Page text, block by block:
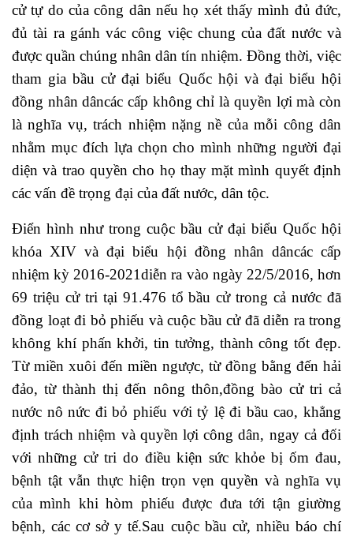
cử tự do của công dân nếu họ xét thấy mình đủ đức,
đủ tài ra gánh vác công việc chung của đất nước và
được quần chúng nhân dân tín nhiệm. Đồng thời, việc
tham gia bầu cử đại biểu Quốc hội và đại biểu hội
đồng nhân dâncác cấp không chỉ là quyền lợi mà còn
là nghĩa vụ, trách nhiệm nặng nề của mỗi công dân
nhằm mục đích lựa chọn cho mình những người đại
diện và trao quyền cho họ thay mặt mình quyết định
các vấn đề trọng đại của đất nước, dân tộc.
Điển hình như trong cuộc bầu cử đại biểu Quốc hội
khóa XIV và đại biểu hội đồng nhân dâncác cấp
nhiệm kỳ 2016-2021diễn ra vào ngày 22/5/2016, hơn
69 triệu cử tri tại 91.476 tổ bầu cử trong cả nước đã
đồng loạt đi bỏ phiếu và cuộc bầu cử đã diễn ra trong
không khí phấn khởi, tin tưởng, thành công tốt đẹp.
Từ miền xuôi đến miền ngược, từ đồng bằng đến hải
đảo, từ thành thị đến nông thôn,đồng bào cử tri cả
nước nô nức đi bỏ phiếu với tỷ lệ đi bầu cao, khẳng
định trách nhiệm và quyền lợi công dân, ngay cả đối
với những cử tri do điều kiện sức khỏe bị ốm đau,
bệnh tật vẫn thực hiện trọn vẹn quyền và nghĩa vụ
của mình khi hòm phiếu được đưa tới tận giường
bệnh, các cơ sở y tế.Sau cuộc bầu cử, nhiều báo chí